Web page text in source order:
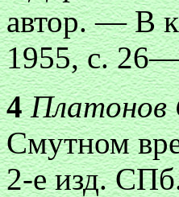
автор. — В
1955, с.
4
Смутном
2-е изд.